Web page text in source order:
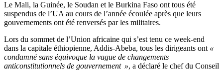
Le Mali, la Guinée, le Soudan et le Burkina Faso ont tous été
suspendus de l’UA au cours de l’année écoulée après que leurs
gouvernements ont été renversés par les militaires.
Lors du sommet de l’Union africaine qui s’est tenu ce week-end
dans la capitale éthiopienne, Addis-Abeba, tous les dirigeants ont «
condamné sans équivoque la vague de changements
anticonstitutionnels de gouvernement », a déclaré le chef du Conseil